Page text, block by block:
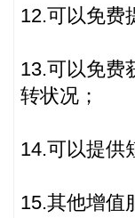
12.可以免费
13.可以免费
转状况；
14.可以提供
15.其他增值